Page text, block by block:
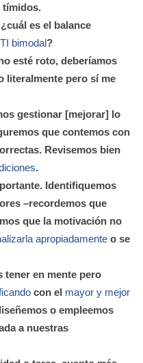
tímidos.
es el balance
TI bimodal?
esté roto, deberíamos
literalmente pero sí me
gestionar [mejorar] lo
que contemos con
Revisemos bien
.
Identifiquemos
–recordemos que
que la motivación no
apropiadamente o se
tener en mente pero
con el mayor y mejor
o empleemos
a nuestras